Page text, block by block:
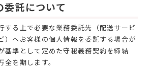
委託について
する上で必要な業務委託先（配送サービ
）へお客様の個人情報を委託する場合が
基準として定めた守秘義務契約を締結
を期します。